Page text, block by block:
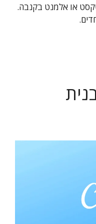
או אלמנט בקנבה.